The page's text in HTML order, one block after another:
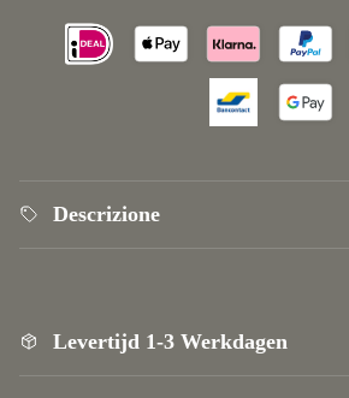
Descrizione
Levertijd 1-3 Werkdagen
"Vuoi essere sempre informato
offerte, sconti esclusivi e
interni eleganti?